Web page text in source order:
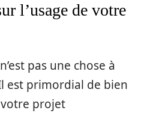
l’usage de votre
pas une chose à
est primordial de bien
projet